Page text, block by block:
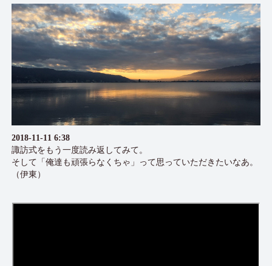
2018-11-11 6:38
諏訪式をもう一度読み返してみて。
そして「俺達も頑張らなくちゃ」って思っていただきたいなあ。
（伊東）